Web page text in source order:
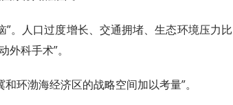
。人口过度增长、交通拥堵、生态环境压力比
科手术”。
环渤海经济区的战略空间加以考量”。